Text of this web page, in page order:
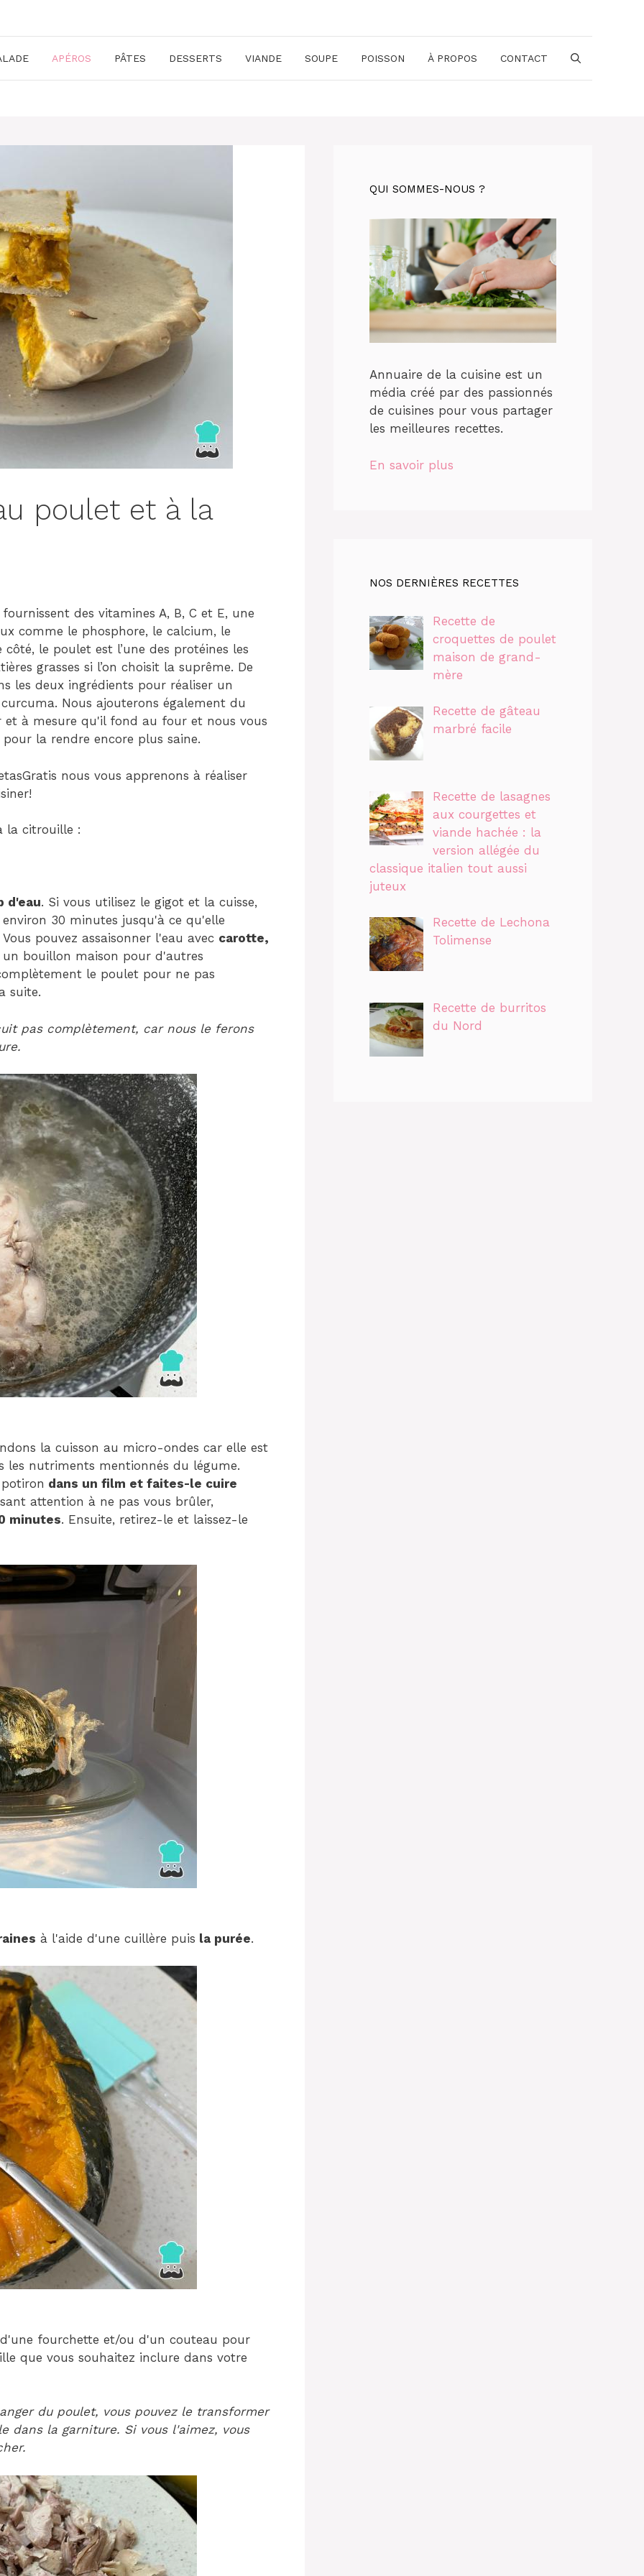
APÉROS PÂTES DESSERTS VIANDE SOUPE POISSON À PROPOS CONTACT
poulet et à la
des vitamines A, B, C et E, une
comme le phosphore, le calcium, le
le poulet est l’une des protéines les
grasses si l’on choisit la suprême. De
les deux ingrédients pour réaliser un
Nous ajouterons également du
à mesure qu'il fond au four et nous vous
la rendre encore plus saine.
nous vous apprenons à réaliser
la citrouille :
d'eau. Si vous utilisez le gigot et la cuisse,
30 minutes jusqu'à ce qu'elle
pouvez assaisonner l'eau avec carotte,
bouillon maison pour d'autres
le poulet pour ne pas
suite.
pas complètement, car nous le ferons
la cuisson au micro-ondes car elle est
les nutriments mentionnés du légume.
dans un film et faites-le cuire
attention à ne pas vous brûler,
minutes. Ensuite, retirez-le et laissez-le
à l'aide d'une cuillère puis la purée.
fourchette et/ou d'un couteau pour
que vous souhaitez inclure dans votre
du poulet, vous pouvez le transformer
dans la garniture. Si vous l'aimez, vous
QUI SOMMES-NOUS ?
Annuaire de la cuisine est un
média créé par des passionnés
de cuisines pour vous partager
les meilleures recettes.
En savoir plus
NOS DERNIÈRES RECETTES
Recette de
croquettes de poulet
maison de grand-
mère
Recette de gâteau
marbré facile
Recette de lasagnes
aux courgettes et
viande hachée : la
version allégée du
classique italien tout aussi
juteux
Recette de Lechona
Tolimense
Recette de burritos
du Nord